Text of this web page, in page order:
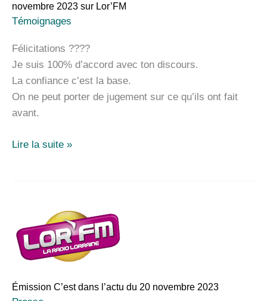
novembre 2023 sur Lor’FM
Témoignages
Félicitations ????
Je suis 100% d’accord avec ton discours.
La confiance c’est la base.
On ne peut porter de jugement sur ce qu’ils ont fait
avant.
Témoignage
Colombana
du
novembre
Lire la suite »
Émission C’est dans l’actu du 20 novembre 2023